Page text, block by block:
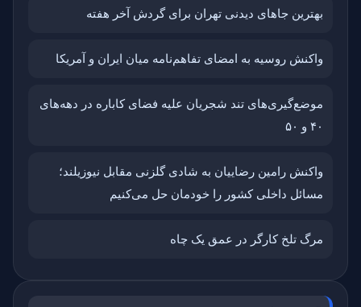
بهترین جاهای دیدنی تهران برای گردش آخر هفته
واکنش روسیه به امضای تفاهم‌نامه میان ایران و آمریکا
موضع‌گیری‌های تند شجریان علیه فضای کاباره در دهه‌های
۴۰ و ۵۰
واکنش رامین رضاییان به شادی گلزنی مقابل نیوزیلند؛
مسائل داخلی کشور را خودمان حل می‌کنیم
مرگ تلخ کارگر در عمق یک چاه